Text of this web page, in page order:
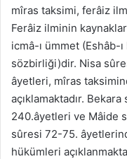
mîras taksimi, ferâiz
Ferâiz ilminin
icmâ-ı ümmet (Eshâb-
sözbirliği)dir. Nisa
âyetleri, mîras
açıklamaktadır.
240.âyetleri ve Mâide
sûresi 72-75.
hükümleri